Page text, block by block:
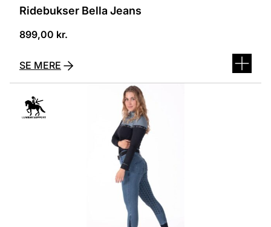
Ridebukser Bella Jeans
899,00 kr.
SE MERE
vare
har
flere